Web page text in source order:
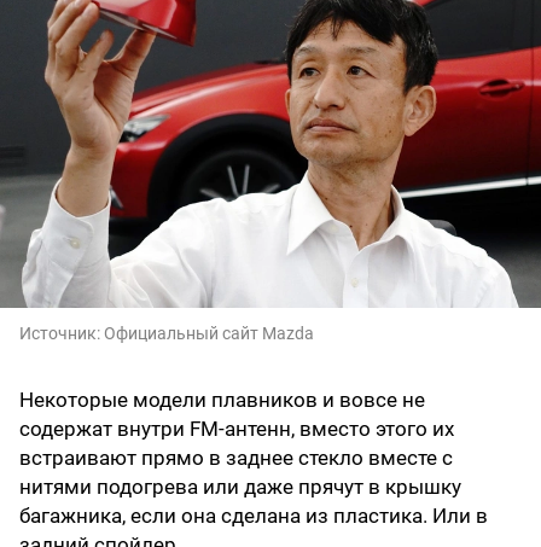
Источник: Официальный сайт Mazda
Некоторые модели плавников и вовсе не
содержат внутри FM-антенн, вместо этого их
встраивают прямо в заднее стекло вместе с
нитями подогрева или даже прячут в крышку
багажника, если она сделана из пластика. Или в